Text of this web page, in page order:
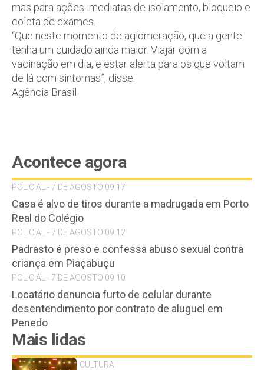
mas para ações imediatas de isolamento, bloqueio e
coleta de exames.
“Que neste momento de aglomeração, que a gente
tenha um cuidado ainda maior. Viajar com a
vacinação em dia, e estar alerta para os que voltam
de lá com sintomas”, disse.
Agência Brasil
Acontece agora
POLICIAL - 7 DE AGOSTO 09:17
Casa é alvo de tiros durante a madrugada em Porto
Real do Colégio
POLICIAL - 7 DE AGOSTO 09:12
Padrasto é preso e confessa abuso sexual contra
criança em Piaçabuçu
POLICIAL - 7 DE AGOSTO 09:10
Locatário denuncia furto de celular durante
desentendimento por contrato de aluguel em
Penedo
Mais lidas
CULTURA